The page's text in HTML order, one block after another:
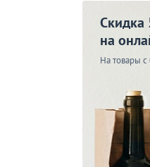
Скидка
на
На товары